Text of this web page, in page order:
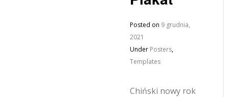
Posted on 9 grudnia,
2021
Under Posters,
Templates
Chiński nowy rok